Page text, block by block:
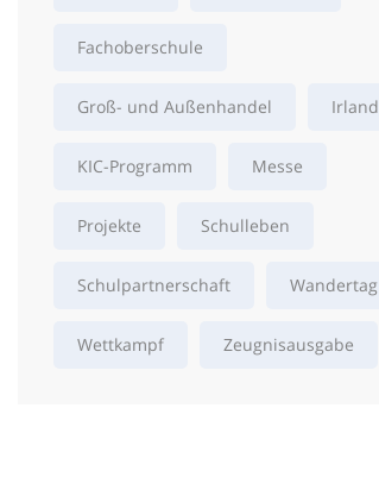
Fachoberschule
Groß- und Außenhandel Irland
KIC-Programm Messe
Projekte Schulleben
Schulpartnerschaft Wandertag
Wettkampf Zeugnisausgabe